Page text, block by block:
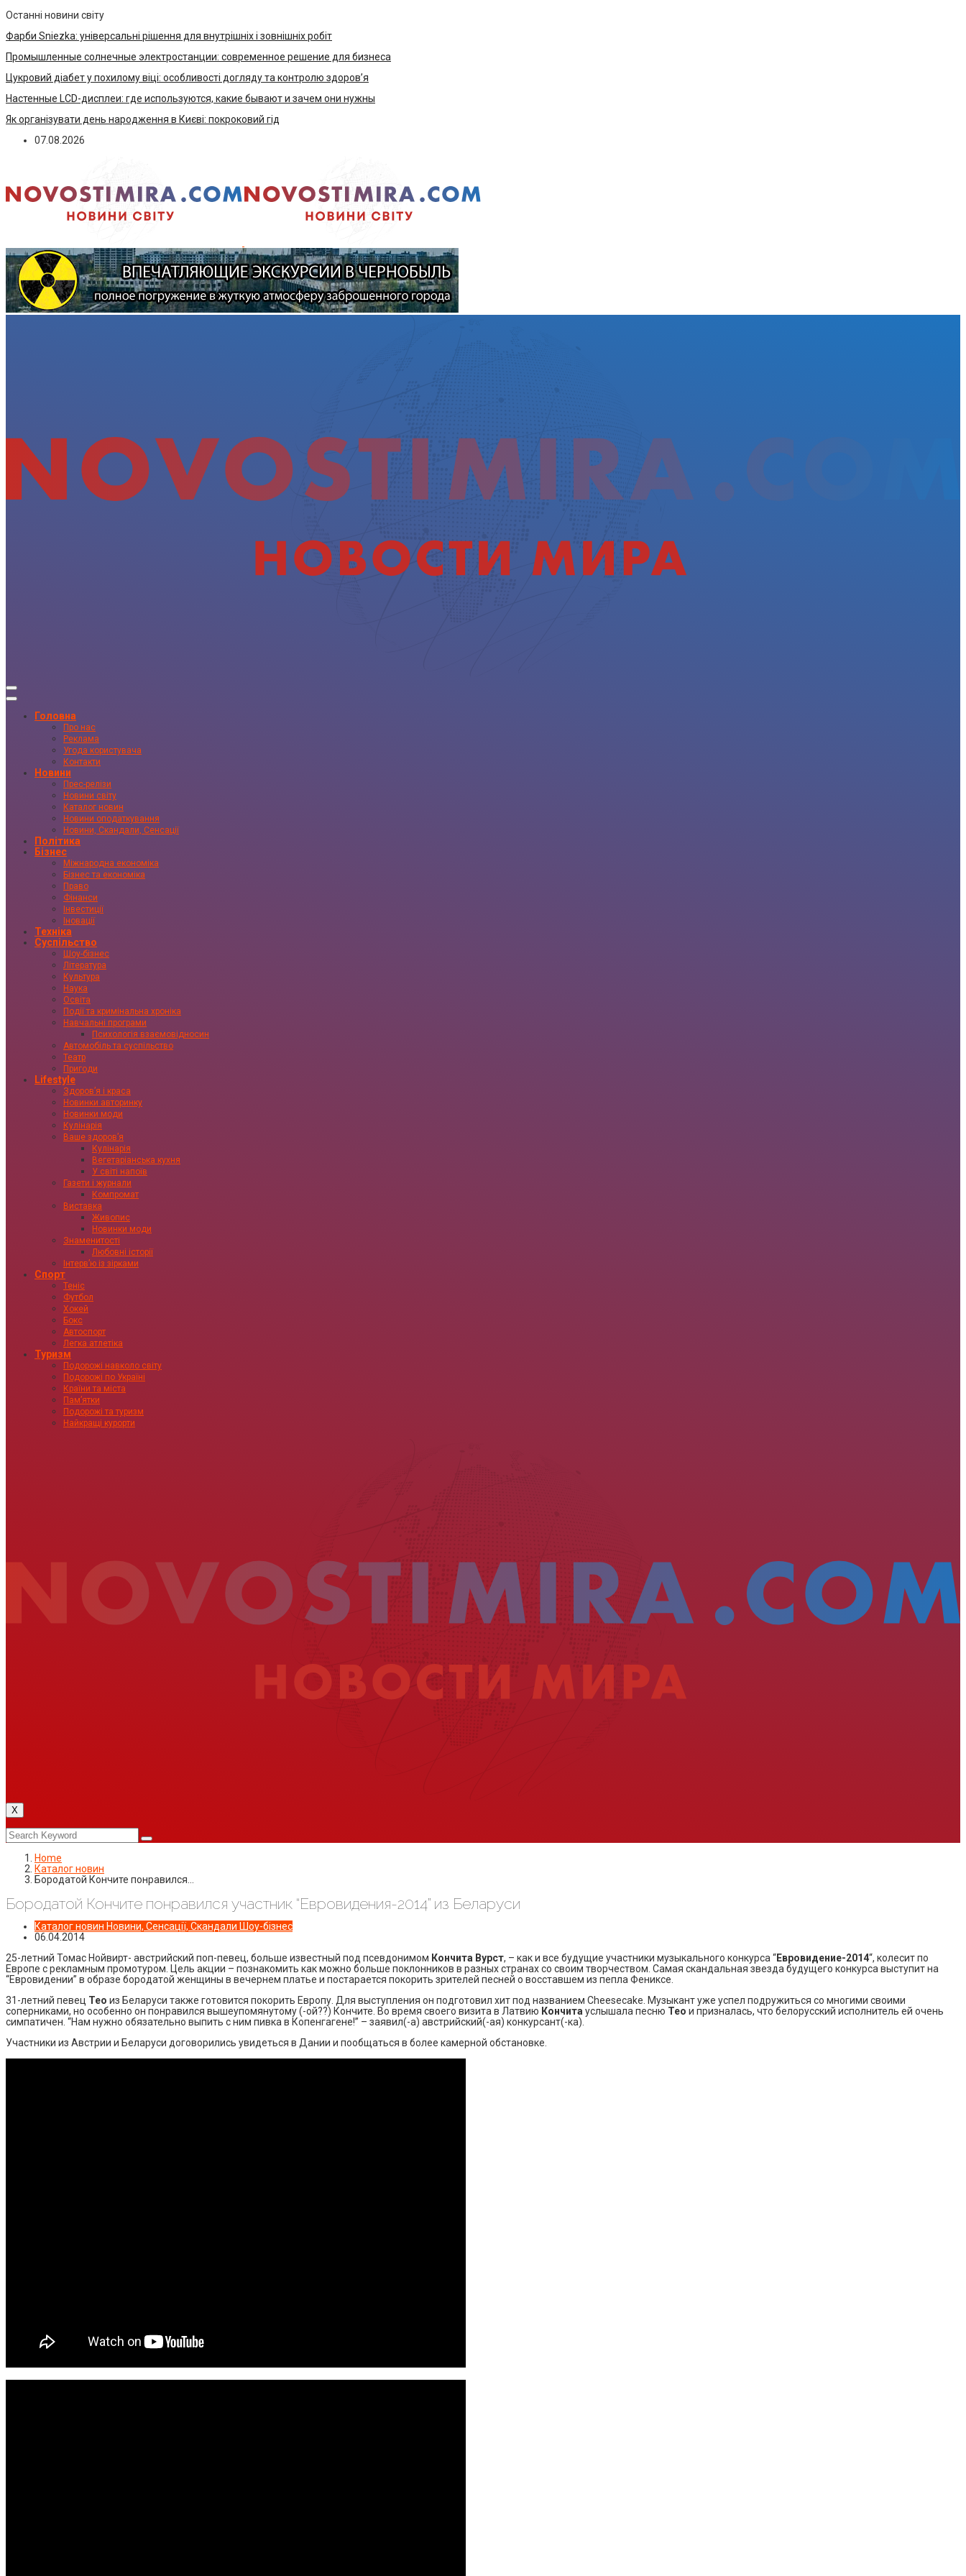
Останні новини світу
Фарби Sniezka: універсальні рішення для внутрішніх і зовнішніх робіт
Промышленные солнечные электростанции: современное решение для бизнеса
Цукровий діабет у похилому віці: особливості догляду та контролю здоров’я
Настенные LCD-дисплеи: где используются, какие бывают и зачем они нужны
Як організувати день народження в Києві: покроковий гід
07.08.2026
Головна
Про нас
Реклама
Угода користувача
Контакти
Новини
Прес-релізи
Новини світу
Каталог новин
Новини оподаткування
Новини, Скандали, Сенсації
Політика
Бізнес
Міжнародна економіка
Бізнес та економіка
Право
Фінанси
Інвестиції
Іновації
Техніка
Суспільство
Шоу-бізнес
Література
Культура
Наука
Освіта
Події та кримінальна хроніка
Навчальні програми
Психологія взаємовідносин
Автомобіль та суспільство
Театр
Пригоди
Lifestyle
Здоровʼя і краса
Новинки авторинку
Новинки моди
Кулінарія
Ваше здоровʼя
Кулінарія
Вегетаріанська кухня
У світі напоїв
Газети і журнали
Компромат
Виставка
Живопис
Новинки моди
Знаменитості
Любовні історії
Інтервʼю із зірками
Спорт
Теніс
Футбол
Хокей
Бокс
Автоспорт
Легка атлетіка
Туризм
Подорожі навколо світу
Подорожі по Україні
Країни та міста
Пам’ятки
Подорожі та туризм
Найкращі курорти
X
Home
Каталог новин
Бородатой Кончите понравился…
Бородатой Кончите понравился участник “Евровидения-2014” из Беларуси
Каталог новин Новини, Сенсації, Скандали Шоу-бізнес
06.04.2014
25-летний Томас Нойвирт- австрийский поп-певец, больше известный под псевдонимом Кончита Вурст, – как и все будущие участники музыкального конкурса “Евровидение-2014“, колесит по
Европе с рекламным промотуром. Цель акции – познакомить как можно больше поклонников в разных странах со своим творчеством. Самая скандальная звезда будущего конкурса выступит на
“Евровидении” в образе бородатой женщины в вечернем платье и постарается покорить зрителей песней о восставшем из пепла Фениксе.
31-летний певец Тео из Беларуси также готовится покорить Европу. Для выступления он подготовил хит под названием Cheesecake. Музыкант уже успел подружиться со многими своими
соперниками, но особенно он понравился вышеупомянутому (-ой??) Кончите. Во время своего визита в Латвию Кончита услышала песню Тео и призналась, что белорусский исполнитель ей очень
симпатичен. “Нам нужно обязательно выпить с ним пивка в Копенгагене!” – заявил(-а) австрийский(-ая) конкурсант(-ка).
Участники из Австрии и Беларуси договорились увидеться в Дании и пообщаться в более камерной обстановке.